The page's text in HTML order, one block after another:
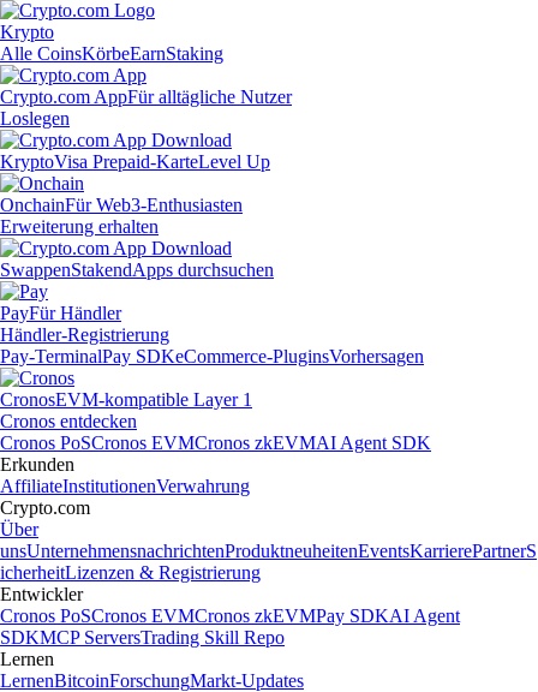
Krypto
Alle CoinsKörbeEarnStaking
Crypto.com AppFür alltägliche Nutzer
Loslegen
KryptoVisa Prepaid-KarteLevel Up
OnchainFür Web3-Enthusiasten
Erweiterung erhalten
SwappenStakendApps durchsuchen
PayFür Händler
Händler-Registrierung
Pay-TerminalPay SDKeCommerce-PluginsVorhersagen
CronosEVM-kompatible Layer 1
Cronos entdecken
Cronos PoSCronos EVMCronos zkEVMAI Agent SDK
Erkunden
AffiliateInstitutionenVerwahrung
Crypto.com
Über
unsUnternehmensnachrichtenProduktneuheitenEventsKarrierePartnerS
icherheitLizenzen & Registrierung
Entwickler
Cronos PoSCronos EVMCronos zkEVMPay SDKAI Agent
SDKMCP ServersTrading Skill Repo
Lernen
LernenBitcoinForschungMarkt-Updates